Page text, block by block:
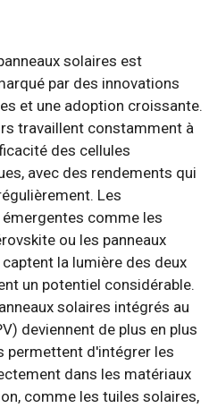
solaires est
par des innovations
et une adoption croissante.
travaillent constamment à
des cellules
avec des rendements qui
Les
comme les
ou les panneaux
la lumière des deux
un potentiel considérable.
solaires intégrés au
deviennent de plus en plus
permettent d'intégrer les
dans les matériaux
comme les tuiles solaires,